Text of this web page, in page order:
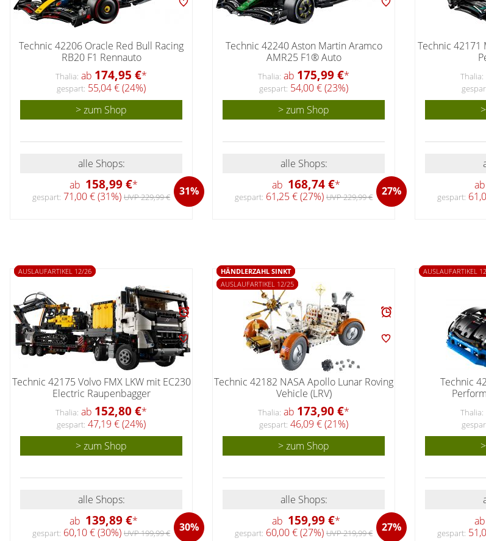
Technic 42206 Oracle Red Bull Racing
RB20 F1 Rennauto
Thalia: ab 174,95 €*
gespart: 55,04 € (24%)
> zum Shop
alle Shops:
ab 158,99 €* 31%
gespart: 71,00 € (31%) UVP 229,99 €
Technic 42240 Aston Martin Aramco
AMR25 F1® Auto
Thalia: ab 175,99 €*
gespart: 54,00 € (23%)
> zum Shop
alle Shops:
ab 168,74 €* 27%
gespart: 61,25 € (27%) UVP 229,99 €
Technic 42171
Thalia:
ab
gespart:
AUSLAUFARTIKEL 12/26
Technic 42175 Volvo FMX LKW mit EC230
Electric Raupenbagger
Thalia: ab 152,80 €*
gespart: 47,19 € (24%)
> zum Shop
alle Shops:
ab 139,89 €* 30%
gespart: 60,10 € (30%) UVP 199,99 €
HÄNDLERZAHL SINKT
AUSLAUFARTIKEL 12/25
Technic 42182 NASA Apollo Lunar Roving
Vehicle (LRV)
Thalia: ab 173,90 €*
gespart: 46,09 € (21%)
> zum Shop
alle Shops:
ab 159,99 €* 27%
gespart: 60,00 € (27%) UVP 219,99 €
AUSLAUFARTIKEL
Technic
Thalia:
ab
gespart: